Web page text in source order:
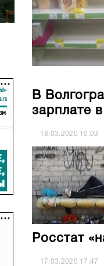
В
зарплате
18.03.2020 10:03
Росстат
17.03.2020 17:47